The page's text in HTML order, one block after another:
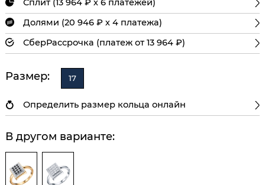
Сплит (13 964 ₽ х 6 платежей)
Долями (20 946 ₽ х 4 платежа)
СберРассрочка (платеж от 13 964 ₽)
Размер: 17
Определить размер кольца онлайн
В другом варианте: